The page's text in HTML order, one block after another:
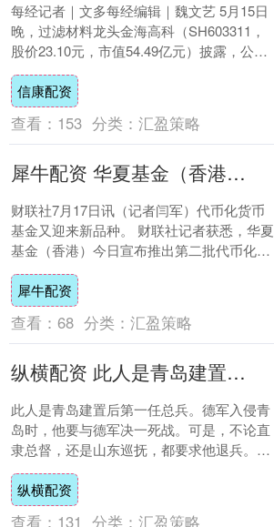
每经记者｜文多每经编辑｜魏文艺 5月15日
晚，过滤材料龙头金海高科（SH603311，
股价23.10元，市值54.49亿元）披露，公司
控股股东汇投控股及其一致行....
信康配资
查看： 153 分类： 汇盈策略
犀牛配资 华夏基金（香港）再推代币化货币基金新品类，香港市场已配齐港币、人民币、美元币种
财联社7月17日讯（记者闫军）代币化货币
基金又迎来新品种。 财联社记者获悉，华夏
基金（香港）今日宣布推出第二批代币化基
金，华夏美元数字货币基金及华夏人民币数
字货....
犀牛配资
查看： 68 分类： 汇盈策略
纵横配资 此人是青岛建置后第一任总兵。德军入侵青岛时，他要与德军决一死战。可是
此人是青岛建置后第一任总兵。德军入侵青
岛时，他要与德军决一死战。可是，不论直
隶总督，还是山东巡抚，都要求他退兵。德
军变本加厉，要挟他前往德军军营谈判，并
将其扣押....
纵横配资
查看： 131 分类： 汇盈策略